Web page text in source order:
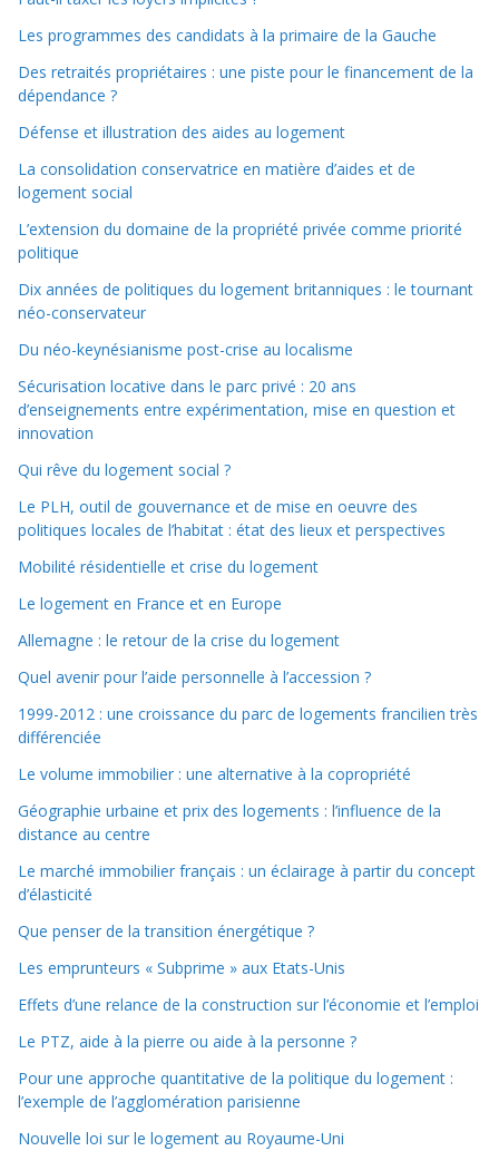
Les programmes des candidats à la primaire de la Gauche
Des retraités propriétaires : une piste pour le financement de la
dépendance ?
Défense et illustration des aides au logement
La consolidation conservatrice en matière d’aides et de
logement social
L’extension du domaine de la propriété privée comme priorité
politique
Dix années de politiques du logement britanniques : le tournant
néo-conservateur
Du néo-keynésianisme post-crise au localisme
Sécurisation locative dans le parc privé : 20 ans
d’enseignements entre expérimentation, mise en question et
innovation
Qui rêve du logement social ?
Le PLH, outil de gouvernance et de mise en oeuvre des
politiques locales de l’habitat : état des lieux et perspectives
Mobilité résidentielle et crise du logement
Le logement en France et en Europe
Allemagne : le retour de la crise du logement
Quel avenir pour l’aide personnelle à l’accession ?
1999-2012 : une croissance du parc de logements francilien très
différenciée
Le volume immobilier : une alternative à la copropriété
Géographie urbaine et prix des logements : l’influence de la
distance au centre
Le marché immobilier français : un éclairage à partir du concept
d’élasticité
Que penser de la transition énergétique ?
Les emprunteurs « Subprime » aux Etats-Unis
Effets d’une relance de la construction sur l’économie et l’emploi
Le PTZ, aide à la pierre ou aide à la personne ?
Pour une approche quantitative de la politique du logement :
l’exemple de l’agglomération parisienne
Nouvelle loi sur le logement au Royaume-Uni